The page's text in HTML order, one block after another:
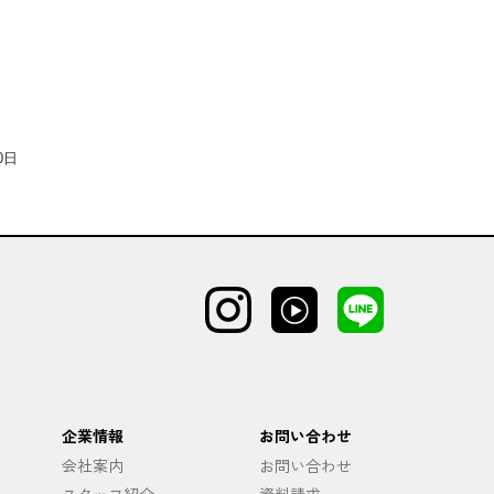
企業情報
会社案内
お問い合わせ
お問い合わせ